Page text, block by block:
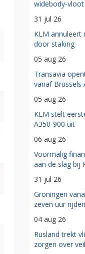
widebody-
31 jul 26
KLM annuleert
door staking
05 aug 26
Transavia
vanaf Brussels
05 aug 26
KLM stelt
A350-900 uit
06 aug 26
Voormalig
aan de slag bij
31 jul 26
Groningen
zeven uur
04 aug 26
Rusland trekt
zorgen over